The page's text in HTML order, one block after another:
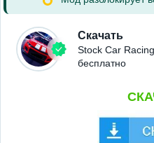
Скачать
Stock Car
бесплатно